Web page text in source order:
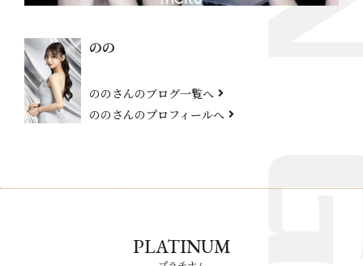
のの
ののさんのブログ一覧へ
ののさんのプロフィールへ
PLATINUM